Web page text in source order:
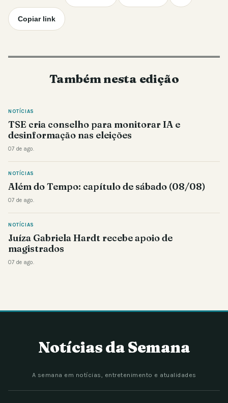
Copiar link
Também nesta edição
NOTÍCIAS
TSE cria conselho para monitorar IA e
desinformação nas eleições
07 de ago.
NOTÍCIAS
Além do Tempo: capítulo de sábado (08/08)
07 de ago.
NOTÍCIAS
Juíza Gabriela Hardt recebe apoio de
magistrados
07 de ago.
Notícias da Semana
A semana em notícias, entretenimento e atualidades